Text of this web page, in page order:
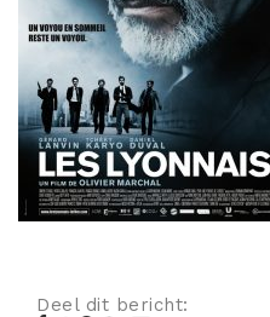
Romantische komedie
Deel dit bericht: